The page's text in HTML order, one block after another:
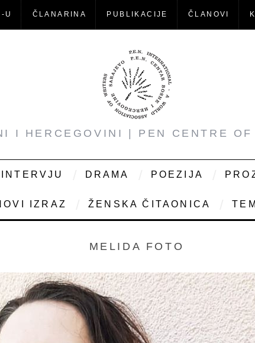
U ČLANARINA PUBLIKACIJE ČLANOVI
I HERCEGOVINI | PEN CENTRE
INTERVJU DRAMA POEZIJA
IZRAZ ŽENSKA ČITAONICA
MELIDA FOTO